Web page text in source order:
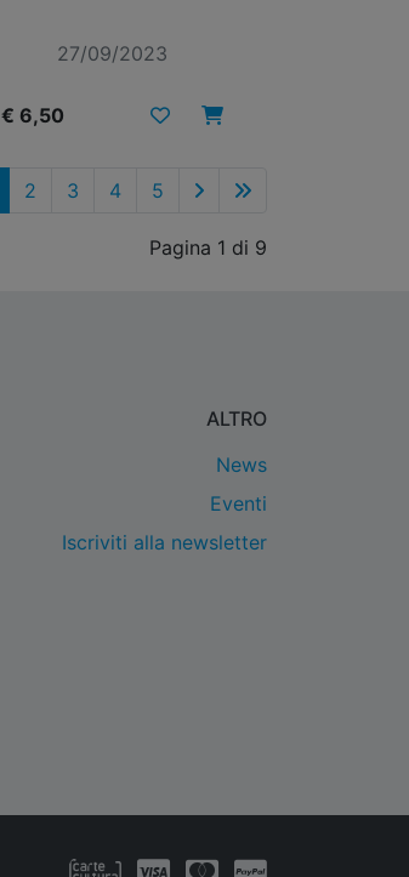
27/09/2023
€ 6,50
2 3 4 5
Pagina 1 di 9
ALTRO
News
Eventi
Iscriviti alla newsletter